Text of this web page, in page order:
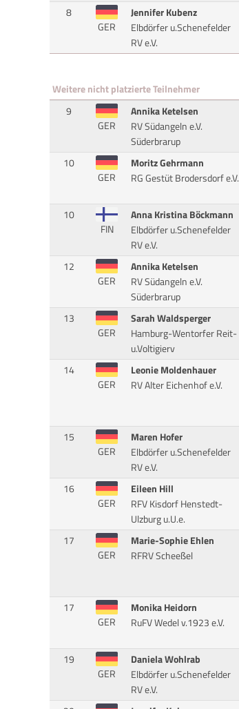
8
GER
Jennifer Kubenz
Elbdörfer u.Schenefelder
RV e.V.
Weitere nicht platzierte Teilnehmer
9
GER
Annika Ketelsen
RV Südangeln e.V.
Süderbrarup
10
GER
Moritz Gehrmann
RG Gestüt Brodersdorf e.V.
10
FIN
Anna Kristina Böckmann
Elbdörfer u.Schenefelder
RV e.V.
12
GER
Annika Ketelsen
RV Südangeln e.V.
Süderbrarup
13
GER
Sarah Waldsperger
Hamburg-Wentorfer Reit-
u.Voltigierv
14
GER
Leonie Moldenhauer
RV Alter Eichenhof e.V.
15
GER
Maren Hofer
Elbdörfer u.Schenefelder
RV e.V.
16
GER
Eileen Hill
RFV Kisdorf Henstedt-
Ulzburg u.U.e.
17
GER
Marie-Sophie Ehlen
RFRV Scheeßel
17
GER
Monika Heidorn
RuFV Wedel v.1923 e.V.
19
GER
Daniela Wohlrab
Elbdörfer u.Schenefelder
RV e.V.